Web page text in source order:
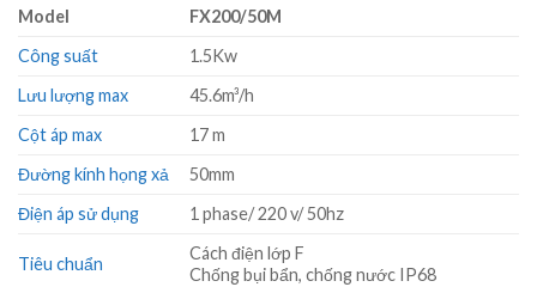
Model
FX200/50M
Công suất
1.5Kw
Lưu lượng max
45.6m³/h
Cột áp max
17 m
Đường kính họng xả
50mm
Điện áp sử dụng
1 phase/ 220 v/ 50hz
Tiêu chuẩn
Cách điện lớp F
Chống bụi bẩn, chống nước IP68